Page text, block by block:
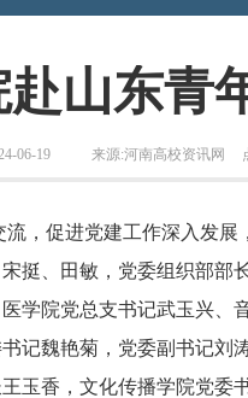
山东青
06-19 来源:河南高校资讯网
促进党建工作深入发展
挺、田敏，党委组织部
学院党总支书记武玉兴
记魏艳菊，党委副书记
玉香，文化传播学院党